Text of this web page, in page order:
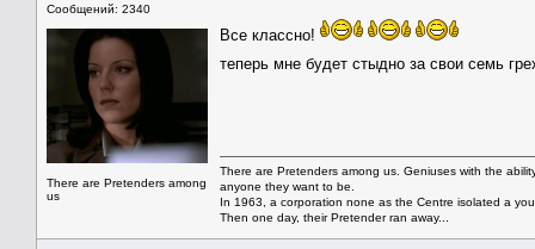
Сообщений: 2340
There are Pretenders among
us
Все классно!
теперь мне будет стыдно за свои семь
There are Pretenders among us. Geniuses with the
anyone they want to be.
In 1963, a corporation none as the Centre isolated a
Then one day, their Pretender ran away...